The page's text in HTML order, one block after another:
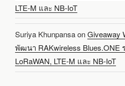
LTE-M และ NB-IoT
Suriya KhunpansaonGiveaway
พัฒนา RAKwireless Blues.ONE
LoRaWAN, LTE-M และ NB-IoT